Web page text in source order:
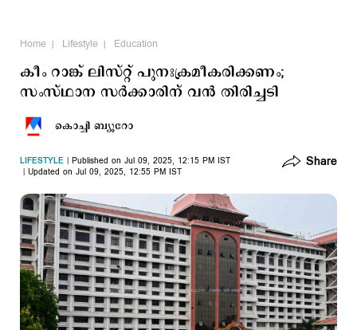
Home Lifestyle Education
കീം റാങ്ക് ലിസ്റ്റ് പുനഃക്രമീകരിക്കണം‌;
സംസ്ഥാന സര്‍ക്കാരിന് വന്‍ തിരിച്ച‌ടി
കൊച്ചി ബ്യൂറോ
LIFESTYLE
Published on Jul 09, 2025, 12:15 PM IST
Updated on Jul 09, 2025, 12:55 PM IST
Share